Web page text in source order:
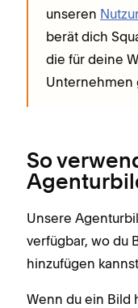
unseren
berät dich
die für deine
Unternehmen
So
Unsere
verfügbar, wo du
hinzufügen
Wenn du ein Bild